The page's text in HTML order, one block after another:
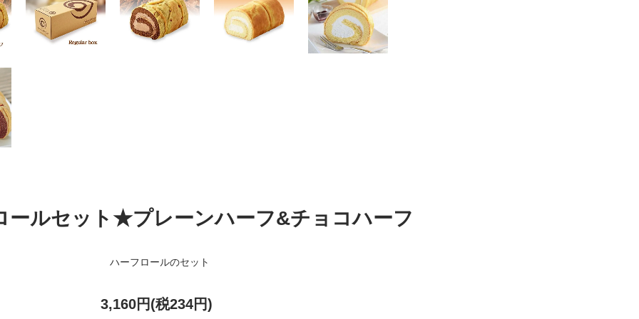
ールセット★プレーンハーフ&チョコハーフ
ハーフロールのセット
3,160円(税234円)